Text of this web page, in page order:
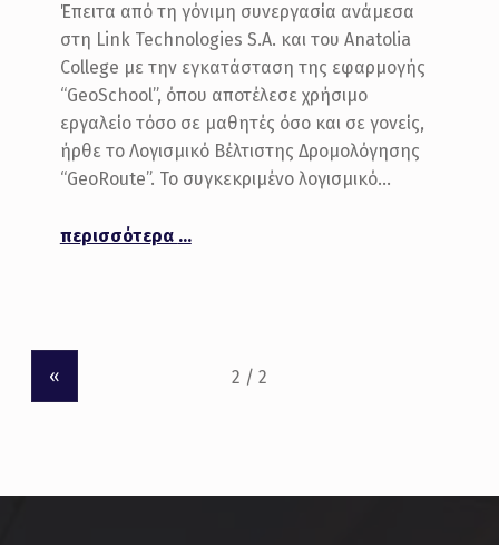
Έπειτα από τη γόνιμη συνεργασία ανάμεσα
στη Link Technologies S.A. και του Anatolia
College με την εγκατάσταση της εφαρμογής
“GeoSchool”, όπου αποτέλεσε χρήσιμο
εργαλείο τόσο σε μαθητές όσο και σε γονείς,
ήρθε το Λογισμικό Βέλτιστης Δρομολόγησης
“GeoRoute”. Το συγκεκριμένο λογισμικό…
περισσότερα …
«